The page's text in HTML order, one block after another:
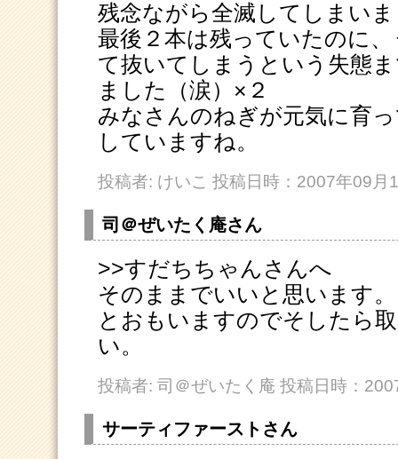
残念ながら全滅してしまい
最後２本は残っていたのに
て抜いてしまうという失態
ました（涙）×２
みなさんのねぎが元気に育
していますね。
投稿者: けいこ 投稿日時：2007年09月
司＠ぜいたく庵さん
>>すだちちゃんさんへ
そのままでいいと思います
とおもいますのでそしたら
い。
投稿者: 司＠ぜいたく庵 投稿日時：
サーティファーストさん